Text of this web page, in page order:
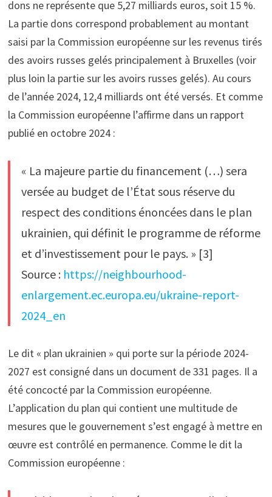
dons ne représente que 5,27 milliards euros, soit 15 %.
La partie dons correspond probablement au montant
saisi par la Commission européenne sur les revenus tirés
des avoirs russes gelés principalement à Bruxelles (voir
plus loin la partie sur les avoirs russes gelés). Au cours
de l’année 2024, 12,4 milliards ont été versés. Et comme
la Commission européenne l’affirme dans un rapport
publié en octobre 2024 :
« La majeure partie du financement (…) sera
versée au budget de l’État sous réserve du
respect des conditions énoncées dans le plan
ukrainien, qui définit le programme de réforme
et d’investissement pour le pays. » [3]
Source : https://neighbourhood-
enlargement.ec.europa.eu/ukraine-report-
2024_en
Le dit « plan ukrainien » qui porte sur la période 2024-
2027 est consigné dans un document de 331 pages. Il a
été concocté par la Commission européenne.
L’application du plan qui contient une multitude de
mesures que le gouvernement s’est engagé à mettre en
œuvre est contrôlé en permanence. Comme le dit la
Commission européenne :